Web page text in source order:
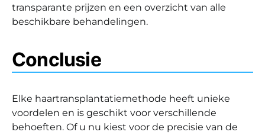
transparante prijzen en een overzicht van alle
beschikbare behandelingen.
Conclusie
Elke haartransplantatiemethode heeft unieke
voordelen en is geschikt voor verschillende
behoeften. Of u nu kiest voor de precisie van de